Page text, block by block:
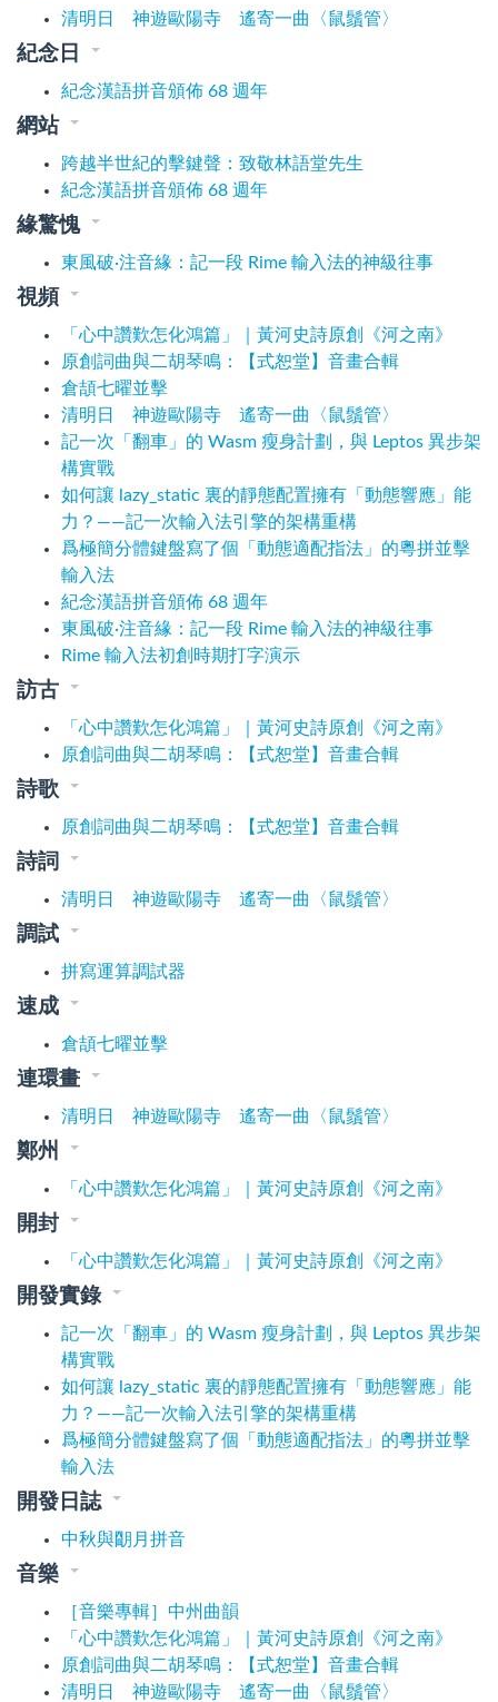
清明日 神遊歐陽寺 遙寄一曲〈鼠鬚管〉
紀念日
紀念漢語拼音頒佈 68 週年
網站
跨越半世紀的擊鍵聲：致敬林語堂先生
紀念漢語拼音頒佈 68 週年
緣驚愧
東風破·注音緣：記一段 Rime 輸入法的神級往事
視頻
「心中讚歎怎化鴻篇」｜黃河史詩原創《河之南》
原創詞曲與二胡琴鳴：【式恕堂】音畫合輯
倉頡七曜並擊
清明日 神遊歐陽寺 遙寄一曲〈鼠鬚管〉
記一次「翻車」的 Wasm 瘦身計劃，與 Leptos 異步架
構實戰
如何讓 lazy_static 裏的靜態配置擁有「動態響應」能
力？——記一次輸入法引擎的架構重構
爲極簡分體鍵盤寫了個「動態適配指法」的粵拼並擊
輸入法
紀念漢語拼音頒佈 68 週年
東風破·注音緣：記一段 Rime 輸入法的神級往事
Rime 輸入法初創時期打字演示
訪古
「心中讚歎怎化鴻篇」｜黃河史詩原創《河之南》
原創詞曲與二胡琴鳴：【式恕堂】音畫合輯
詩歌
原創詞曲與二胡琴鳴：【式恕堂】音畫合輯
詩詞
清明日 神遊歐陽寺 遙寄一曲〈鼠鬚管〉
調試
拼寫運算調試器
速成
倉頡七曜並擊
連環畫
清明日 神遊歐陽寺 遙寄一曲〈鼠鬚管〉
鄭州
「心中讚歎怎化鴻篇」｜黃河史詩原創《河之南》
開封
「心中讚歎怎化鴻篇」｜黃河史詩原創《河之南》
開發實錄
記一次「翻車」的 Wasm 瘦身計劃，與 Leptos 異步架
構實戰
如何讓 lazy_static 裏的靜態配置擁有「動態響應」能
力？——記一次輸入法引擎的架構重構
爲極簡分體鍵盤寫了個「動態適配指法」的粵拼並擊
輸入法
開發日誌
中秋與朙月拼音
音樂
［音樂專輯］中州曲韻
「心中讚歎怎化鴻篇」｜黃河史詩原創《河之南》
原創詞曲與二胡琴鳴：【式恕堂】音畫合輯
清明日 神遊歐陽寺 遙寄一曲〈鼠鬚管〉